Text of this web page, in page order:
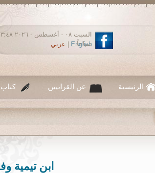
السبت ٠٨ - أغسطس - ٢٠٢٦
صباحاً
English عربي
الرئيسية عن القرانيين كتاب
ابن تيمية